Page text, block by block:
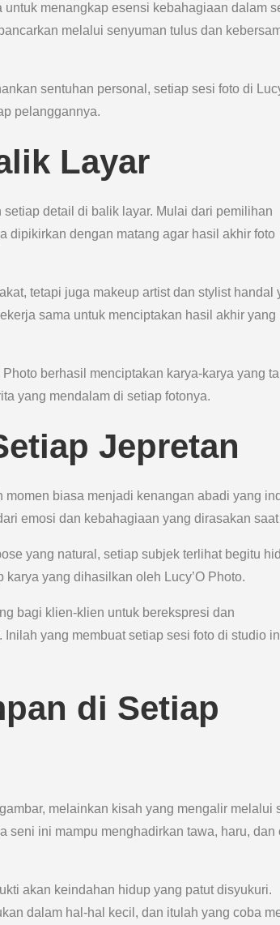
menangkap esensi kebahagiaan dalam
melalui senyuman tulus dan
sentuhan personal, setiap sesi foto di
pelanggannya.
Layar
detail di balik layar. Mulai dari pemilihan
dipikirkan dengan matang agar hasil akhir foto
tetapi juga makeup artist dan stylist handal
sama untuk menciptakan hasil akhir yang
berhasil menciptakan karya-karya yang
yang mendalam di setiap fotonya.
Jepretan
momen biasa menjadi kenangan abadi yang
emosi dan kebahagiaan yang dirasakan saat
yang natural, setiap subjek terlihat begitu
yang dihasilkan oleh Lucy’O Photo.
bagi klien-klien untuk berekspresi dan
yang membuat setiap sesi foto di studio
di Setiap
melainkan kisah yang mengalir melalui
seni ini mampu menghadirkan tawa, haru, dan
akan keindahan hidup yang patut disyukuri.
dalam hal-hal kecil, dan itulah yang coba